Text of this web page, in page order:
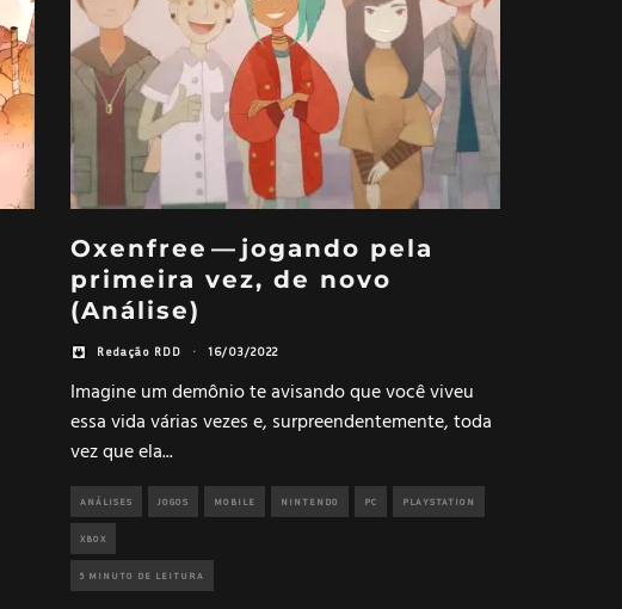
Oxenfree — jogando pela
primeira vez, de novo
(Análise)
Redação RDD · 16/03/2022
Imagine um demônio te avisando que você viveu
essa vida várias vezes e, surpreendentemente, toda
vez que ela...
ANÁLISES JOGOS MOBILE NINTENDO PC PLAYSTATION
XBOX
5 MINUTO DE LEITURA